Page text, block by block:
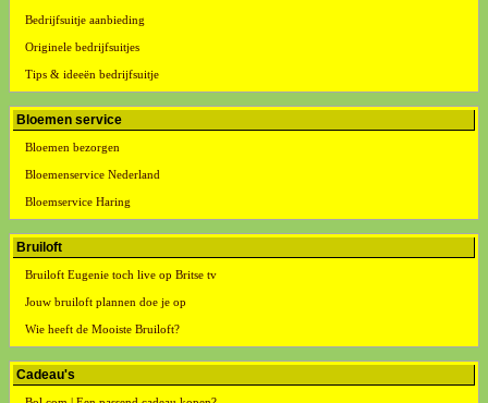
Bedrijfsuitje aanbieding
Originele bedrijfsuitjes
Tips & ideeën bedrijfsuitje
Bloemen service
Bloemen bezorgen
Bloemenservice Nederland
Bloemservice Haring
Bruiloft
Bruiloft Eugenie toch live op Britse tv
Jouw bruiloft plannen doe je op
Wie heeft de Mooiste Bruiloft?
Cadeau's